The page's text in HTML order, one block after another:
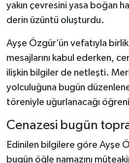
yakın çevresini yasa boğan
derin üzüntü oluşturdu.
Ayşe Özgür’ün vefatıyla
mesajlarını kabul ederken,
ilişkin bilgiler de netleşti.
yolculuğuna bugün
töreniyle uğurlanacağı
Cenazesi bugün
Edinilen bilgilere göre Ayşe
bugün öğle namazını
Şenpazar Haberleri
Seydiler Haberleri
Taşköprü Haberleri
Karadeniz Haberleri
Ulusal Haberler